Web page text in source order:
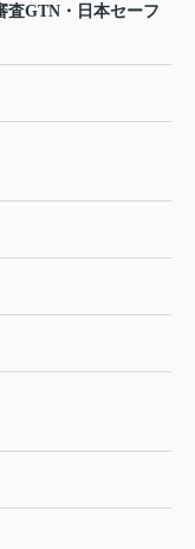
査GTN・日本セーフ